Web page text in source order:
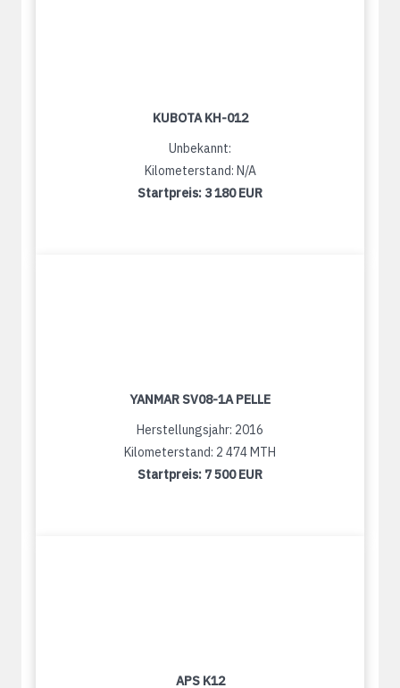
KUBOTA KH-012
Unbekannt:
Kilometerstand: N/A
Startpreis: 3 180 EUR
YANMAR SV08-1A PELLE
Herstellungsjahr: 2016
Kilometerstand: 2 474 MTH
Startpreis: 7 500 EUR
APS K12